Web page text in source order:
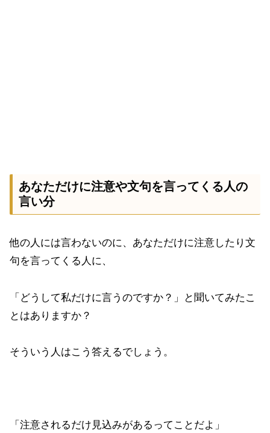
あなただけに注意や文句を言ってくる人の
言い分
他の人には言わないのに、あなただけに注意したり文
句を言ってくる人に、
「どうして私だけに言うのですか？」と聞いてみたこ
とはありますか？
そういう人はこう答えるでしょう。
「注意されるだけ見込みがあるってことだよ」